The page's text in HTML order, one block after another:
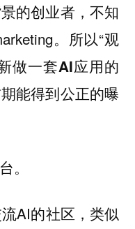
的创业者，不知
。所以“观
做一套AI应用的
能得到公正的曝
。
AI的社区，类似